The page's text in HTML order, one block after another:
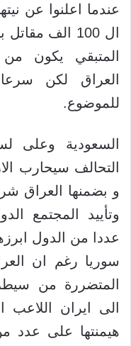
عندما اعلنوا عن
المتبقي يكون
العراق لكن
للموضوع.
السعودية وعلى
التحالف سيحارب
و بضمنها العراق
وتأييد المجتمع
عددا من الدول
سوريا رغم ان
المتضررة من
الى ايران
هيمنتها على عدد